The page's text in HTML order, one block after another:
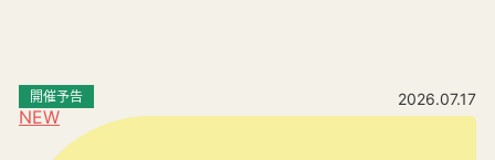
NEW
開催予告 2026.07.17